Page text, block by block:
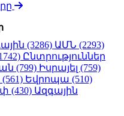
(3286) ԱՄՆ (2293)
Ընտրություններ
(799) Իսրայել (759)
(561) Եվրոպա (510)
(430) Ազգային